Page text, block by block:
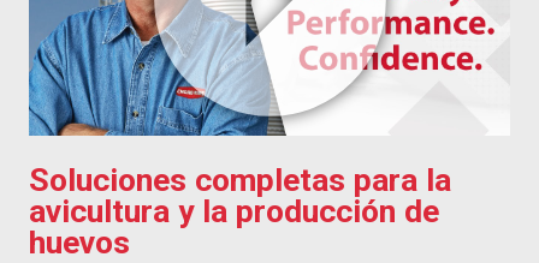
Soluciones completas para la
avicultura y la producción de
huevos